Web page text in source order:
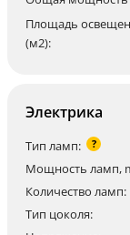
Площадь
(м2):
Электрика
Тип ламп: ?
Мощность ламп,
Количество ламп:
Тип цоколя: